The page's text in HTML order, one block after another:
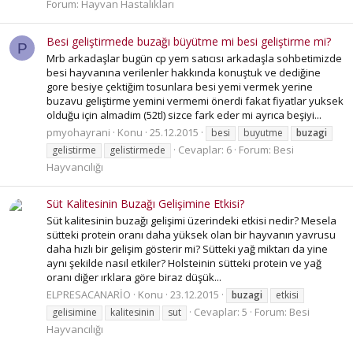
Forum: Hayvan Hastalıkları
P Besi geliştirmede buzağı büyütme mi besi geliştirme mi?
Mrb arkadaşlar bugün cp yem satıcısı arkadaşla sohbetimizde
besi hayvanına verilenler hakkında konuştuk ve dediğine
gore besiye çektiğim tosunlara besi yemi vermek yerine
buzavu geliştirme yemini vermemi önerdi fakat fiyatlar yuksek
olduğu için almadim (52tl) sizce fark eder mi ayrıca beşiyi...
pmyohayrani
Konu 25.12.2015 besi buyutme
buzagi
gelistirme
gelistirmede Cevaplar: 6 Forum: Besi
Hayvancılığı
Süt Kalitesinin Buzağı Gelişimine Etkisi?
Süt kalitesinin buzağı gelişimi üzerindeki etkisi nedir? Mesela
sütteki protein oranı daha yüksek olan bir hayvanın yavrusu
daha hızlı bir gelişim gösterir mi? Sütteki yağ miktarı da yine
aynı şekilde nasıl etkiler? Holsteinin sütteki protein ve yağ
oranı diğer ırklara göre biraz düşük...
ELPRESACANARİO
Konu 23.12.2015 buzagi
etkisi
gelisimine
kalitesinin sut Cevaplar: 5 Forum: Besi
Hayvancılığı